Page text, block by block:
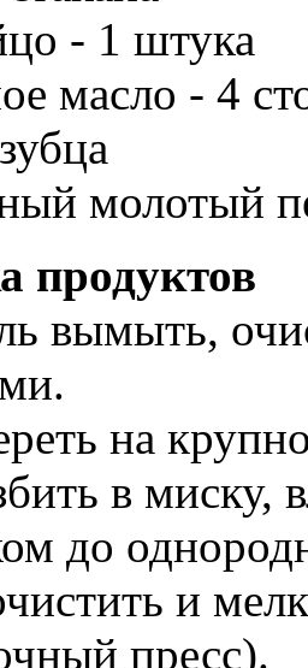
- 1 штука
масло - 4
молотый
продуктов
вымыть,
на
в миску,
до
и
пресс).